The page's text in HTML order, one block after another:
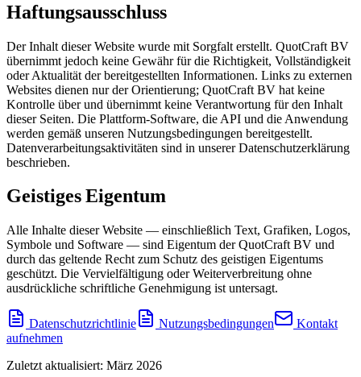
Haftungsausschluss
Der Inhalt dieser Website wurde mit Sorgfalt erstellt. QuotCraft BV
übernimmt jedoch keine Gewähr für die Richtigkeit, Vollständigkeit
oder Aktualität der bereitgestellten Informationen. Links zu externen
Websites dienen nur der Orientierung; QuotCraft BV hat keine
Kontrolle über und übernimmt keine Verantwortung für den Inhalt
dieser Seiten. Die Plattform-Software, die API und die Anwendung
werden gemäß unseren Nutzungsbedingungen bereitgestellt.
Datenverarbeitungsaktivitäten sind in unserer Datenschutzerklärung
beschrieben.
Geistiges Eigentum
Alle Inhalte dieser Website — einschließlich Text, Grafiken, Logos,
Symbole und Software — sind Eigentum der QuotCraft BV und
durch das geltende Recht zum Schutz des geistigen Eigentums
geschützt. Die Vervielfältigung oder Weiterverbreitung ohne
ausdrückliche schriftliche Genehmigung ist untersagt.
Datenschutzrichtlinie Nutzungsbedingungen
Kontakt
aufnehmen
Zuletzt aktualisiert: März 2026